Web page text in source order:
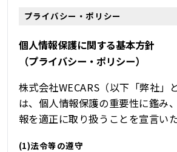
プライバシー・ポリシー
個人情報保護に関する基本方針
（プライバシー・ポリシー）
株式会社WECARS（以下「弊社」
は、個人情報保護の重要性に鑑み
報を適正に取り扱うことを宣言いた
(1)法令等の遵守